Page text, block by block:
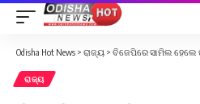
Odisha Hot News > ରାଜ୍ୟ > ବିଜେପିରେ ସାମିଲ ହେଲେ
ରାଜ୍ୟ